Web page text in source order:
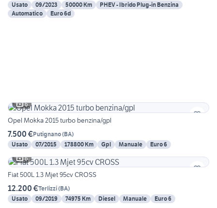
Usato
09/2023 50000 Km
PHEV - Ibrido Plug-in Benzina
Automatico
Euro 6d
6
Opel Mokka 2015 turbo benzina/gpl
7.500 €Putignano(BA)
Usato
07/2015 178800 Km Gpl Manuale
Euro 6
6
Fiat 500L 1.3 Mjet 95cv CROSS
12.200 €Terlizzi(BA)
Usato
09/2019 74975 Km Diesel Manuale
Euro 6